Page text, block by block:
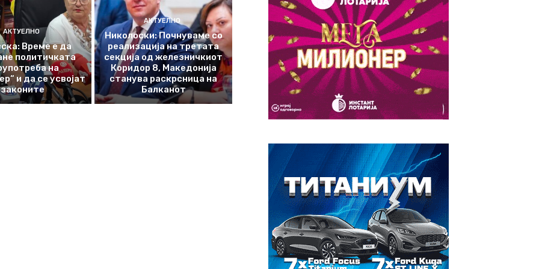
АКТУЕЛНО
Време е да
политичката
на
и да се усвојат
законите
АКТУЕЛНО
Николоски: Почнуваме со
реализација на третата
секција од железничкиот
Коридор 8, Македонија
станува раскрсница на
Балканот